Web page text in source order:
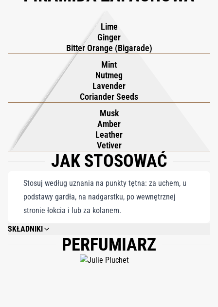
chłodnej mięty i nasion kolendry, wzbogacone pikantną nutą
gałki muszkatołowej. Kompozycję zamyka luksusowa baza z
ziemistej wetywerii, zmysłowej skóry, piżm i złocistego
bursztynu, która pozostaje blisko skóry przez długi czas.
Mistrzowskie połączenie cytrusowej świeżości, ziołowej
elegancji i głębokiego, otulającego wykończenia stanowi hołd
zarówno dla tradycji, jak i nieprzemijającej sztuki
perfumiarstwa.
Lime
Ginger
Bitter Orange (Bigarade)
Mint
Nutmeg
Lavender
Coriander Seeds
Musk
Amber
Leather
Vetiver
JAK STOSOWAĆ
Stosuj według uznania na punkty tętna: za uchem, u
podstawy gardła, na nadgarstku, po wewnętrznej
stronie łokcia i lub za kolanem.
SKŁADNIKI
ALCOHOL DENAT., PARFUM (FRAGRANCE), AQUA (WATER), LIMONENE,
BENZOPHENONE-2, LINALOOL, CITRAL, CITRONELLOL, COUMARIN,
EUGENOL, GERANIOL, BENZYL BENZOATE, ISOEUGENOL, FARNESOL,
PERFUMIARZ